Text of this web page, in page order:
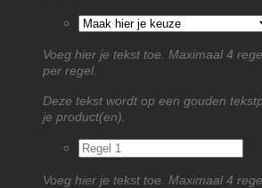
Voeg hier je tekst toe. Maximaal 4
per regel.
Deze tekst wordt op een gouden
je product(en).
Voeg hier je tekst toe. Maximaal 4